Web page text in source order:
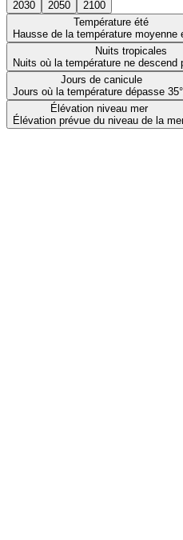
2030 2050
2100
Température été
Hausse de la température moyenne
Nuits tropicales
Nuits où la température ne descend
Jours de canicule
Jours où la température dépasse
Élévation niveau mer
Élévation prévue du niveau de la